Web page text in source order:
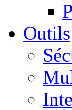
Outils